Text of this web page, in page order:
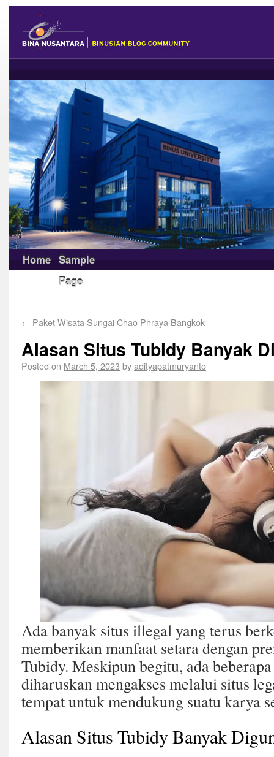
Home Sample
Page
← Paket Wisata Sungai Chao Phraya Bangkok
Alasan Situs Tubidy Banyak
Posted on March 5, 2023 byadityapatmuryanto
Ada banyak situs illegal yang terus
memberikan manfaat setara dengan
Tubidy. Meskipun begitu, ada
diharuskan mengakses melalui situs
tempat untuk mendukung suatu karya
Alasan Situs Tubidy Banyak